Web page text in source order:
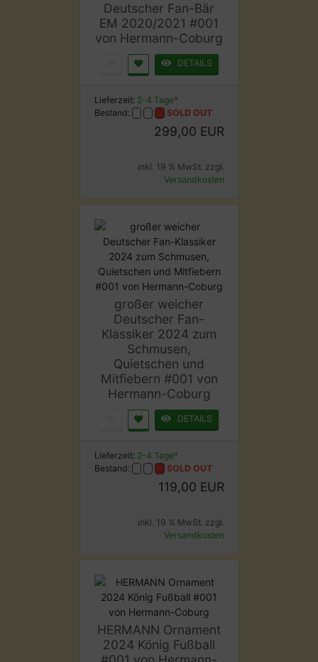
Deutscher Fan-Bär
EM 2020/2021 #001
von Hermann-Coburg
DETAILS
Lieferzeit: 2-4 Tage*
Bestand:
SOLD OUT
299,00 EUR
inkl. 19 % MwSt. zzgl.
Versandkosten
großer weicher
Deutscher Fan-
Klassiker 2024 zum
Schmusen,
Quietschen und
Mitfiebern #001 von
Hermann-Coburg
DETAILS
Lieferzeit: 2-4 Tage*
Bestand:
SOLD OUT
119,00 EUR
inkl. 19 % MwSt. zzgl.
Versandkosten
HERMANN Ornament
2024 König Fußball